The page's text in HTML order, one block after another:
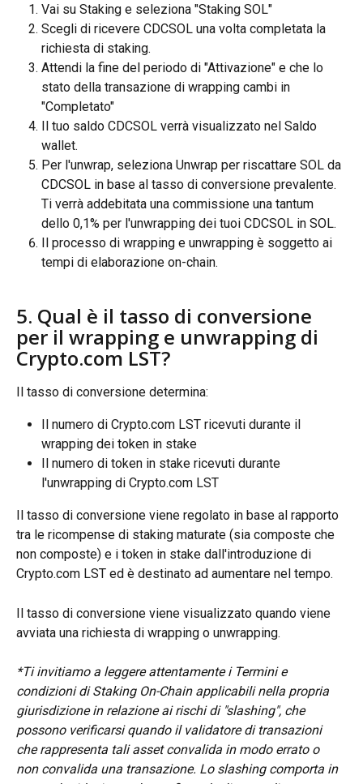
Vai su Staking e seleziona "Staking SOL"
Scegli di ricevere CDCSOL una volta completata la
richiesta di staking.
Attendi la fine del periodo di "Attivazione" e che lo
stato della transazione di wrapping cambi in
"Completato"
Il tuo saldo CDCSOL verrà visualizzato nel Saldo
wallet.
Per l'unwrap, seleziona Unwrap per riscattare SOL da
CDCSOL in base al tasso di conversione prevalente.
Ti verrà addebitata una commissione una tantum
dello 0,1% per l'unwrapping dei tuoi CDCSOL in SOL.
Il processo di wrapping e unwrapping è soggetto ai
tempi di elaborazione on-chain.
5. Qual è il tasso di conversione
per il wrapping e unwrapping di
Crypto.com LST?
Il tasso di conversione determina:
Il numero di Crypto.com LST ricevuti durante il
wrapping dei token in stake
Il numero di token in stake ricevuti durante
l'unwrapping di Crypto.com LST
Il tasso di conversione viene regolato in base al rapporto
tra le ricompense di staking maturate (sia composte che
non composte) e i token in stake dall'introduzione di
Crypto.com LST ed è destinato ad aumentare nel tempo.
Il tasso di conversione viene visualizzato quando viene
avviata una richiesta di wrapping o unwrapping.
*Ti invitiamo a leggere attentamente i Termini e
condizioni di Staking On-Chain applicabili nella propria
giurisdizione in relazione ai rischi di "slashing", che
possono verificarsi quando il validatore di transazioni
che rappresenta tali asset convalida in modo errato o
non convalida una transazione. Lo slashing comporta in